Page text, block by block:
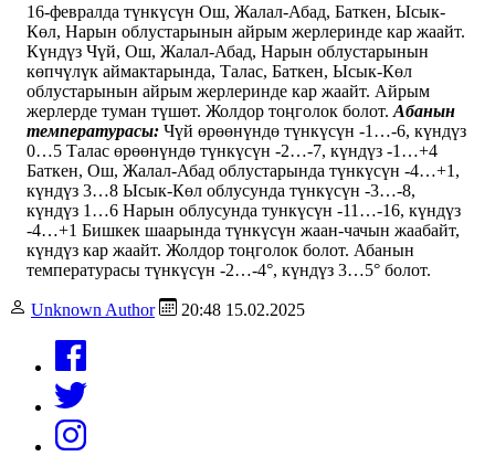
16-февралда түнкүсүн Ош, Жалал-Абад, Баткен, Ысык-
Көл, Нарын облустарынын айрым жерлеринде кар жаайт.
Күндүз Чүй, Ош, Жалал-Абад, Нарын облустарынын
көпчүлүк аймактарында, Талас, Баткен, Ысык-Көл
облустарынын айрым жерлеринде кар жаайт. Айрым
жерлерде туман түшөт. Жолдор тоңголок болот. Абанын
температурасы: Чүй өрөөнүндө түнкүсүн -1…-6, күндүз
0…5 Талас өрөөнүндө түнкүсүн -2…-7, күндүз -1…+4
Баткен, Ош, Жалал-Абад облустарында түнкүсүн -4…+1,
күндүз 3…8 Ысык-Көл облусунда түнкүсүн -3…-8,
күндүз 1…6 Нарын облусунда тункүсүн -11…-16, күндүз
-4…+1 Бишкек шаарында түнкүсүн жаан-чачын жаабайт,
күндүз кар жаайт. Жолдор тоңголок болот. Абанын
температурасы түнкүсүн -2…-4°, күндүз 3…5° болот.
Unknown Author 20:48 15.02.2025